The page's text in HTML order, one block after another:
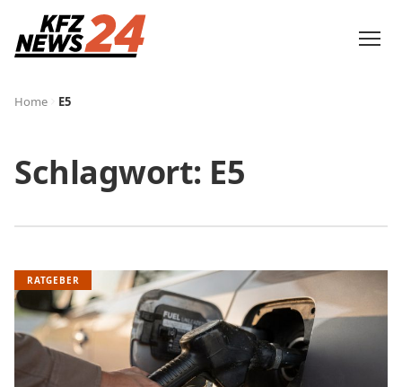
Home E5
Schlagwort: E5
RATGEBER